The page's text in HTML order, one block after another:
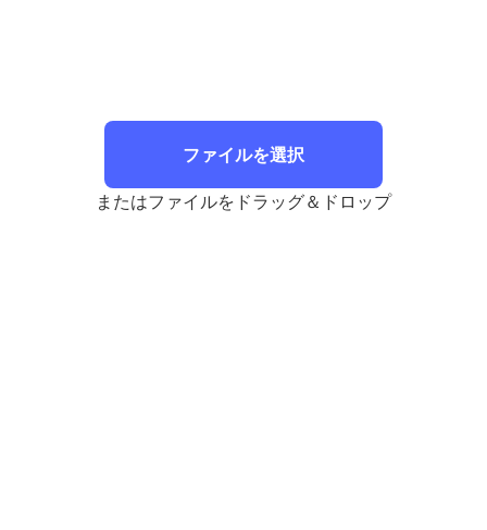
ファイルを選択
またはファイルをドラッグ＆ドロップ